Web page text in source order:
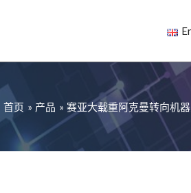
首页 产品 赛亚大载重阿克曼转向机